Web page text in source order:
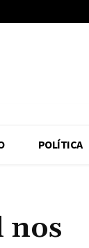
POLÍTICA
nos